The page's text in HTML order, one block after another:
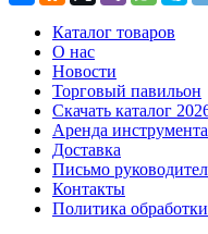
Каталог товаров
О нас
Новости
Торговый павильон
Скачать каталог
Аренда инструмента
Доставка
Письмо
Контакты
Политика